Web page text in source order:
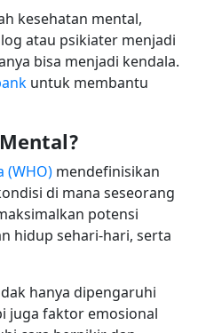
kesehatan mental,
atau psikiater menjadi
bisa menjadi kendala.
untuk membantu
(WHO) mendefinisikan
di mana seseorang
potensi
hidup sehari-hari, serta
hanya dipengaruhi
juga faktor emosional